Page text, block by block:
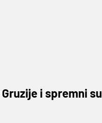
i spremni